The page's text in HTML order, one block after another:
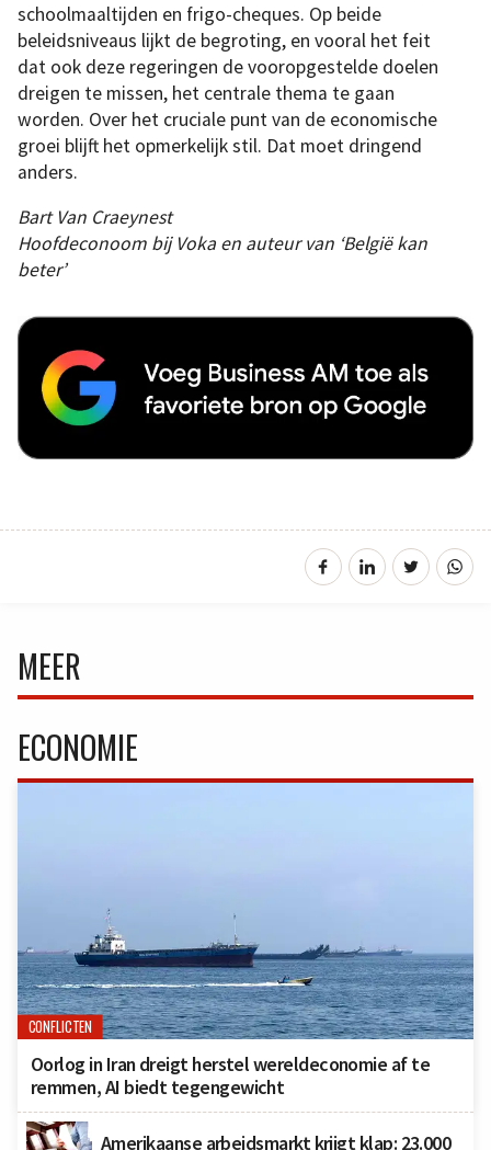
schoolmaaltijden en frigo-cheques. Op beide
beleidsniveaus lijkt de begroting, en vooral het feit
dat ook deze regeringen de vooropgestelde doelen
dreigen te missen, het centrale thema te gaan
worden. Over het cruciale punt van de economische
groei blijft het opmerkelijk stil. Dat moet dringend
anders.
Bart Van Craeynest
Hoofdeconoom bij Voka en auteur van ‘België kan
beter’
MEER
ECONOMIE
CONFLICTEN
Oorlog in Iran dreigt herstel wereldeconomie af te
remmen, AI biedt tegengewicht
Amerikaanse arbeidsmarkt krijgt klap: 23.000